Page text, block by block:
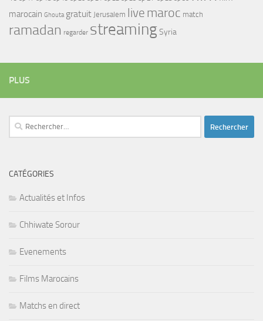
marocain Ghouta gratuit Jerusalem live maroc match
ramadan regarder streamingSyria
PLUS
Rechercher :
CATÉGORIES
Actualités et Infos
Chhiwate Sorour
Evenements
Films Marocains
Matchs en direct